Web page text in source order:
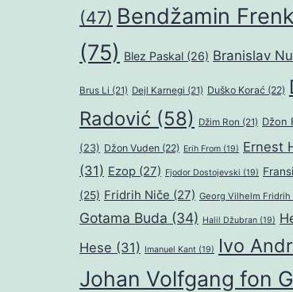
(47) Bendžamin
(75) Blez Paskal (26) Branislav
Brus Li (21) Dejl Karnegi (21) Duško Korać (22)
Radović (58) Džim Ron (21) Džon
(23) Džon Vuden (22) Erih From (19) Ernest
(31) Ezop (27) Fjodor Dostojevski (19)
(25) Fridrih Niče (27) Georg Vilhelm Fridrih
Gotama Buda (34) Halil Džubran (19)
Hese (31) Imanuel Kant (19) Ivo
Johan Volfgang fon